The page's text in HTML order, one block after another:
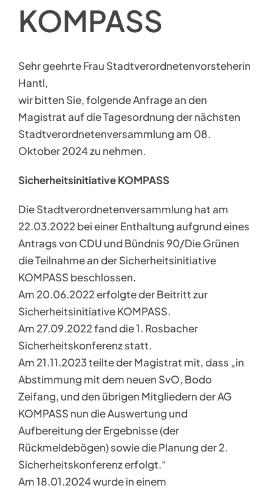
KOMPASS
Sehr geehrte Frau Stadtverordnetenvorsteherin
Hantl,
wir bitten Sie, folgende Anfrage an den
Magistrat auf die Tagesordnung der nächsten
Stadtverordnetenversammlung am 08.
Oktober 2024 zu nehmen.
Sicherheitsinitiative KOMPASS
Die Stadtverordnetenversammlung hat am
22.03.2022 bei einer Enthaltung aufgrund eines
Antrags von CDU und Bündnis 90/Die Grünen
die Teilnahme an der Sicherheitsinitiative
KOMPASS beschlossen.
Am 20.06.2022 erfolgte der Beitritt zur
Sicherheitsinitiative KOMPASS.
Am 27.09.2022 fand die 1. Rosbacher
Sicherheitskonferenz statt.
Am 21.11.2023 teilte der Magistrat mit, dass „in
Abstimmung mit dem neuen SvO, Bodo
Zeifang, und den übrigen Mitgliedern der AG
KOMPASS nun die Auswertung und
Aufbereitung der Ergebnisse (der
Rückmeldebögen) sowie die Planung der 2.
Sicherheitskonferenz erfolgt.“
Am 18.01.2024 wurde in einem